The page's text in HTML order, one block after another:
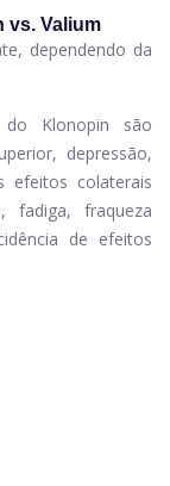
vs. Valium
dependendo da
Klonopin são
depressão,
efeitos colaterais
fadiga, fraqueza
de efeitos